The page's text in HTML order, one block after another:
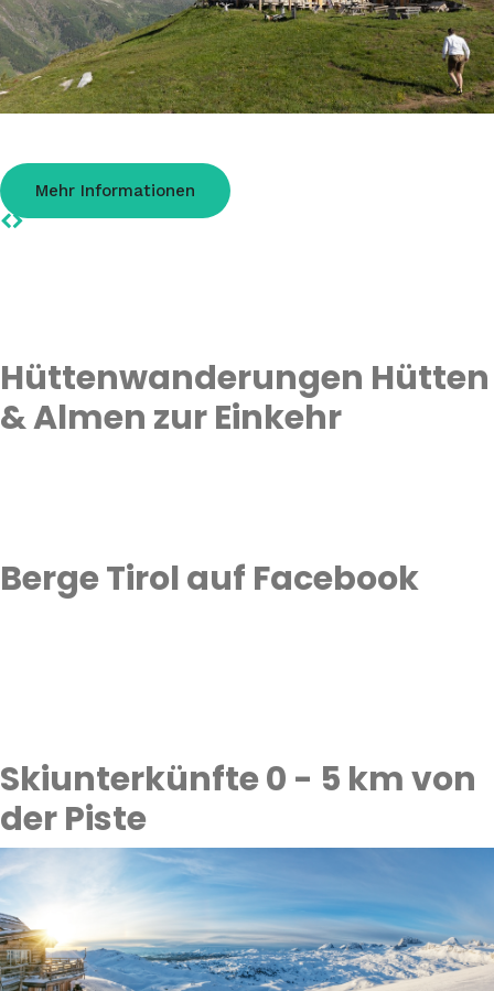
Mehr Informationen
Hüttenwanderungen Hütten
& Almen zur Einkehr
Berge Tirol auf Facebook
Skiunterkünfte 0 - 5 km von
der Piste